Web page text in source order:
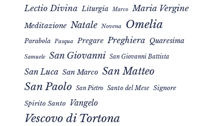
Lectio Divina Liturgia Marco Maria Vergine
Meditazione Natale Novena Omelia
Parabola Pasqua Pregare Preghiera Quaresima
Samuele San Giovanni San Giovanni Battista
San Luca San Marco San Matteo
San Paolo San Pietro Santo del Mese Signore
Spirito Santo Vangelo
Vescovo di Tortona